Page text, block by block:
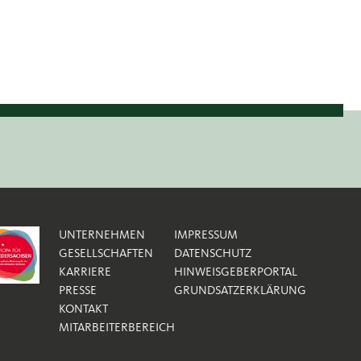
UNTERNEHMEN
GESELLSCHAFTEN
KARRIERE
PRESSE
KONTAKT
MITARBEITERBEREICH
IMPRESSUM
DATENSCHUTZ
HINWEISGEBERPORTAL
GRUNDSATZERKLÄRUNG